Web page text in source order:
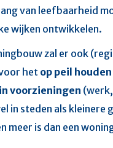
van leefbaarheid
wijken ontwikkelen.
zal er ook
het op peil
voorzieningen
in steden als kleinere
meer is dan een